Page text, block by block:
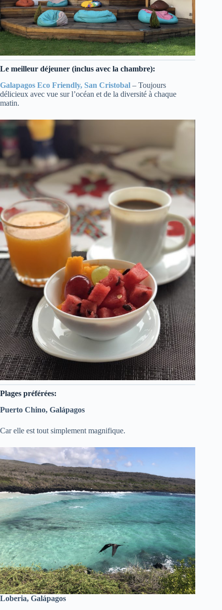
Le meilleur déjeuner (inclus avec la chambre):
Galapagos Eco Friendly, San Cristobal – Toujours
délicieux avec vue sur l’océan et de la diversité à chaque
matin.
Plages préférées:
Puerto Chino, Galápagos
Car elle est tout simplement magnifique.
Loberia, Galápagos